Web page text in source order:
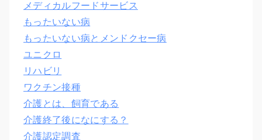
メディカルフードサービス
もったいない病
もったいない病とメンドクセー病
ユニクロ
リハビリ
ワクチン接種
介護とは、飼育である
介護終了後になにする？
介護認定調査